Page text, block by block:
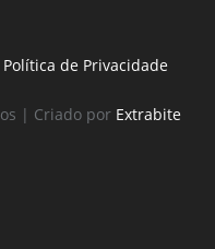
Política de Privacidade
| Criado por Extrabite